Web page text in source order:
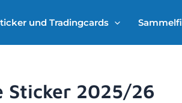
und Tradingcards
Sticker 2025/26